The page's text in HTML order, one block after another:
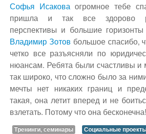
Софья Исаковаогромное тебе
пришла и так все здорово
перспективы и большие
Владимир Зотов большое спасибо,
четко все разъясняли по
нюансам. Ребята были счастливы и
так широко, что сложно было за
мечты нет никаких границ и
такая, она летит вперед и не
взлетать. Потому что она бесконечна!
Тренинги, семинары Социальные